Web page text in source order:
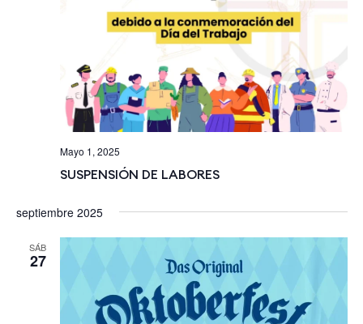
Mayo 1, 2025
SUSPENSIÓN DE LABORES
septiembre 2025
SÁB
27